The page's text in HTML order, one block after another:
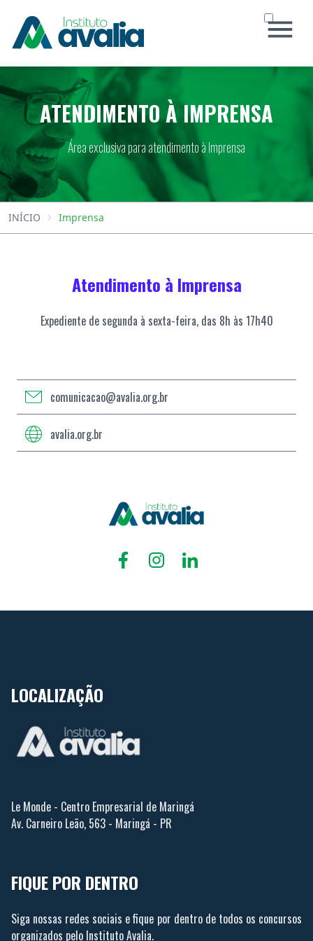
INÍCIO
O INSTITUTO
CONCURSOS
SOCIAL
NOTÍCIAS
CERTIFICADO
CONTATO
Área do Candidato
Atendimento ao Candidato
ATENDIMENTO À IMPRENSA
Área exclusiva para atendimento à Imprensa
INÍCIO Imprensa
Atendimento à Imprensa
Expediente de segunda à sexta-feira, das 8h às 17h40
comunicacao@avalia.org.br
avalia.org.br
LOCALIZAÇÃO
Le Monde - Centro Empresarial de Maringá
Av. Carneiro Leão, 563 - Maringá - PR
FIQUE POR DENTRO
Siga nossas redes sociais e fique por dentro de todos os concursos
organizados pelo Instituto Avalia.